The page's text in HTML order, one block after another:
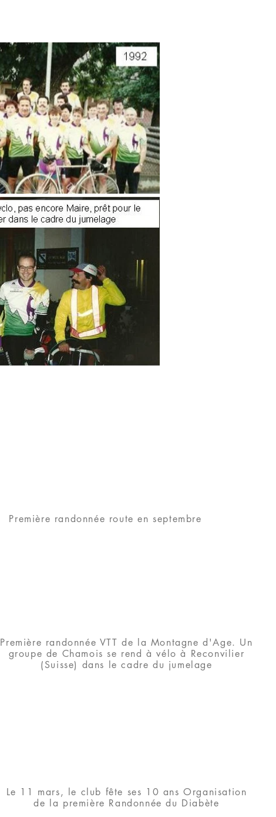
Première randonnée route en septembre
Première randonnée VTT de la Montagne d'Age. Un
groupe de Chamois se rend à vélo à Reconvilier
(Suisse) dans le cadre du jumelage
Le 11 mars, le club fête ses 10 ans Organisation
de la première Randonnée du Diabète